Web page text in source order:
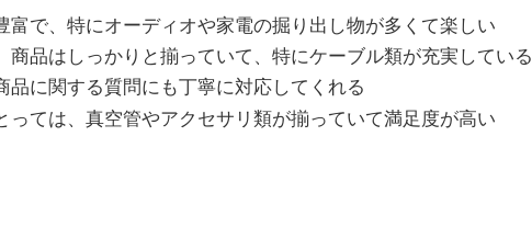
富で、特にオーディオや家電の掘り出し物が多くて楽しい
商品はしっかりと揃っていて、特にケーブル類が充実している
品に関する質問にも丁寧に対応してくれる
っては、真空管やアクセサリ類が揃っていて満足度が高い